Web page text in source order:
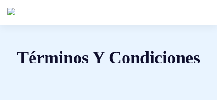
Términos Y Condiciones